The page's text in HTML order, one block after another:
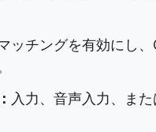
ッチングを有効にし
入力、音声入力、ま